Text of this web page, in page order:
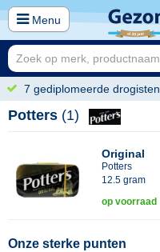
Menu
7 gediplomeerde drogisten
Potters (1)
Original
Potters
12.5 gram
op voorraad
Onze sterke punten